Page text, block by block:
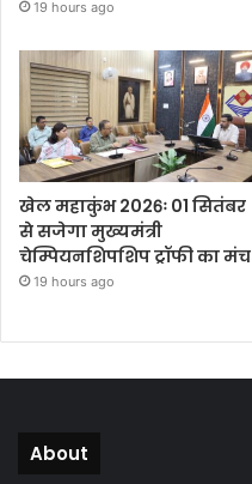
19 hours ago
खेल महाकुंभ 2026ः 01 सितंबर
से सजेगा मुख्यमंत्री
चेम्पियनशिपशिप ट्रॉफी का मंच
19 hours ago
About